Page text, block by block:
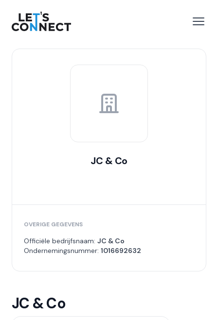
Let's Connect
JC & Co
OVERIGE GEGEVENS
Officiële bedrijfsnaam: JC & Co
Ondernemingsnummer: 1016692632
JC & Co